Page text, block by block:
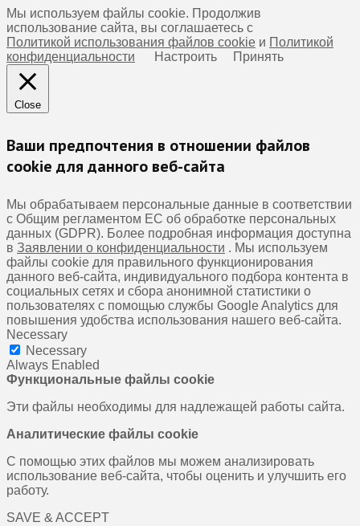
Мы используем файлы cookie. Продолжив
использование сайта, вы соглашаетесь с
Политикой использования файлов cookie и Политикой
конфиденциальности
Настроить Принять
Close
Ваши предпочтения в отношении файлов
cookie для данного веб-сайта
Мы обрабатываем персональные данные в соответствии
с Общим регламентом ЕС об обработке персональных
данных (GDPR). Более подробная информация доступна
в Заявлении о конфиденциальности . Мы используем
файлы cookie для правильного функционирования
данного веб-сайта, индивидуального подбора контента в
социальных сетях и сбора анонимной статистики о
пользователях с помощью службы Google Analytics для
повышения удобства использования нашего веб-сайта.
Necessary
Necessary
Always Enabled
Функциональные файлы cookie
Эти файлы необходимы для надлежащей работы сайта.
Аналитические файлы cookie
С помощью этих файлов мы можем анализировать
использование веб-сайта, чтобы оценить и улучшить его
работу.
SAVE & ACCEPT